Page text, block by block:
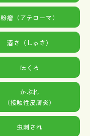
粉瘤（アテローマ）
酒さ（しゅさ）
ほくろ
かぶれ
（接触性皮膚炎）
虫刺され